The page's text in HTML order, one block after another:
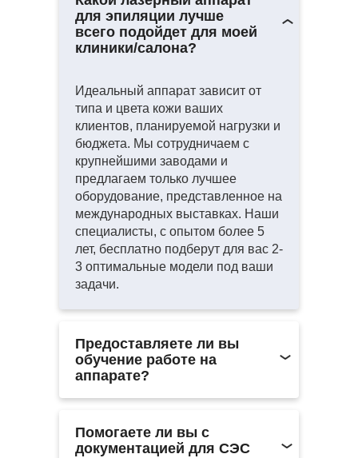
для эпиляции лучше
всего подойдет для моей
клиники/салона?
Идеальный аппарат зависит от
типа и цвета кожи ваших
клиентов, планируемой нагрузки и
бюджета. Мы сотрудничаем с
крупнейшими заводами и
предлагаем только лучшее
оборудование, представленное на
международных выставках. Наши
специалисты, с опытом более 5
лет, бесплатно подберут для вас 2-
3 оптимальные модели под ваши
задачи.
Предоставляете ли вы
обучение работе на
аппарате?
сосредоточить все ресурсы на
Помогаете ли вы с
документацией для СЭС